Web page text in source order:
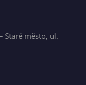
Staré město, ul.